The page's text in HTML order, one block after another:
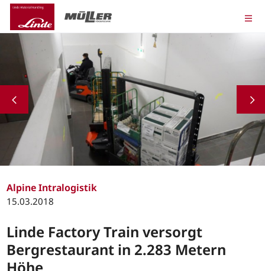
Alpine Intralogistik
15.03.2018
Linde Factory Train versorgt
Bergrestaurant in 2.283 Metern